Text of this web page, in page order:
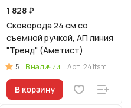
1 828 ₽
Сковорода 24 см со
съемной ручкой, АП линия
"Тренд" (Аметист)
5 В наличии Арт.241tsm
В корзину